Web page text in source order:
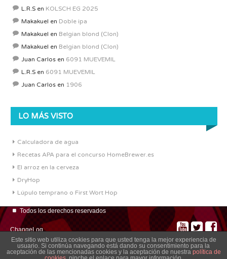
L.R.S en KOLSCH EG 2025
Makakuel en Doble ipa
Makakuel en Belgian blond (Clon)
Makakuel en Belgian blond (Clon)
Juan Carlos en 6091 MUEVEMIL
L.R.S en 6091 MUEVEMIL
Juan Carlos en 1906
LO MÁS VISTO
Calculadora de agua
Recetas APA para el concurso HomeBrewer.es
El arroz en la cerveza
DryHop
Lúpulo temprano o First Wort Hop
Todos los derechos reservados
ChangeLog
Este sitio web utiliza cookies para que usted tenga la mejor experiencia de
usuario. Si continúa navegando está dando su consentimiento para la
aceptación de las mencionadas cookies y la aceptación de nuestra política de